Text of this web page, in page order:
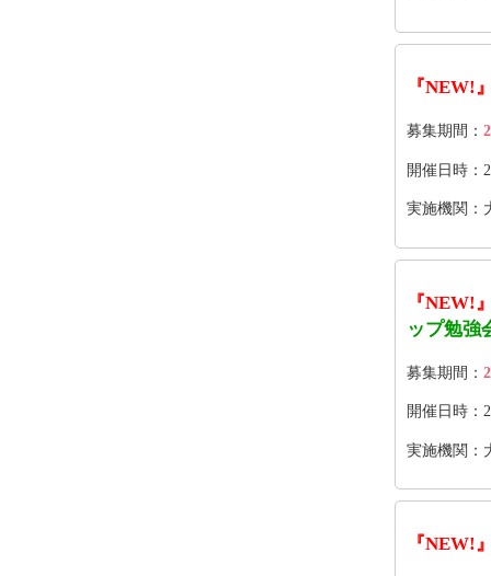
『NEW!
募集期間：
開催日時：
実施機関：
『NEW!
ップ勉強
募集期間：
開催日時：
実施機関：
『NEW!